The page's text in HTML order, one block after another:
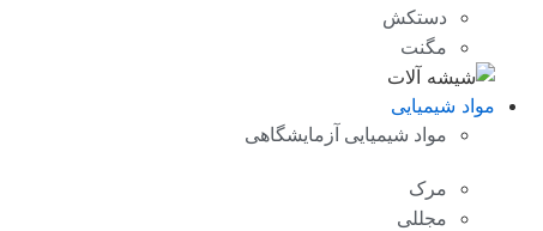
دستکش
مگنت
مواد شیمیایی
مواد شیمیایی آزمایشگاهی
مرک
مجللی